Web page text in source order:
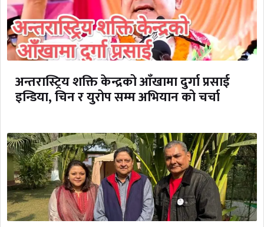
अन्तरास्ट्रिय शक्ति केन्द्रको आँखामा दुर्गा प्रसाई
इन्डिया, चिन र युरोप सम्म अभियान को चर्चा